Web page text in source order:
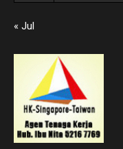
« Jul